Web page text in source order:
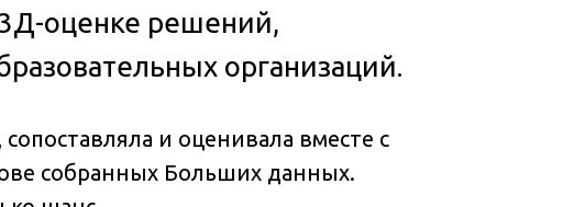
оценке решений,
организаций.
и оценивала вместе с
собранных Больших данных.